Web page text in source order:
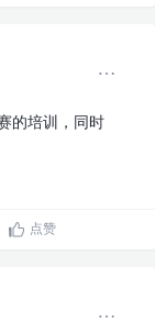
的培训，同时
点赞